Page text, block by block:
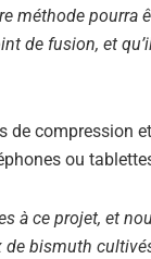
méthode pourra
de fusion, et
de compression
ou
à ce projet, et
de bismuth